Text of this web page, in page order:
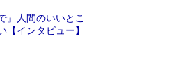
』人間のいいとこ
【インタビュー】